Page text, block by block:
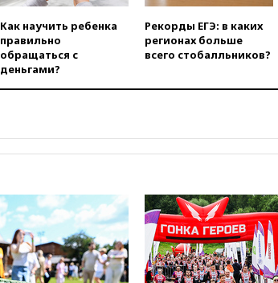
ЧЕ
16:16
день
Как научить ребенка
правильно
обращаться с
деньгами?
Рекорды ЕГЭ: в каких
регионах больше
всего стобалльников?